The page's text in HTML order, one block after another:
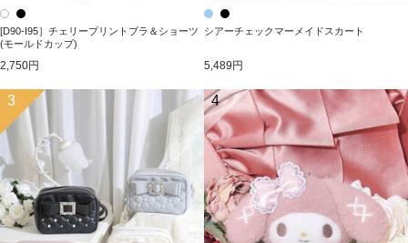
[D90-I95］チェリープリントブラ＆ショーツ
(モールドカップ)
2,750円
シアーチェックマーメイドスカート
5,489円
3 4